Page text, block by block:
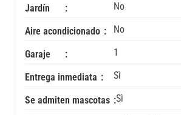
Jardín
No
Aire acondicionado No
Garaje 1
Entrega inmediata Sì
Se admiten mascotas Sì